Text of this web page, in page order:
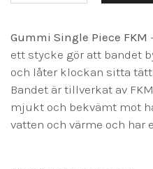
Gummi Single Piece FKM
ett stycke gör att bandet
och låter klockan sitta
Bandet är tillverkat av
mjukt och bekvämt mot
vatten och värme och har